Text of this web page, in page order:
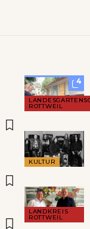
4
ROTTWEIL
KULTUR
LANDKREIS
ROTTWEIL